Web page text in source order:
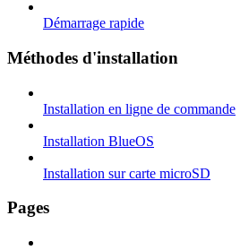
Démarrage rapide
Méthodes d'installation
Installation en ligne de commande
Installation BlueOS
Installation sur carte microSD
Pages